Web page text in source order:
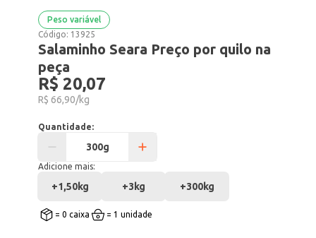
Peso variável
Código: 13925
Salaminho Seara Preço por quilo na
peça
R$ 20,07
R$ 66,90/kg
Quantidade:
Adicione mais:
+1,50kg +3kg +300kg
= 0 caixa = 1 unidade